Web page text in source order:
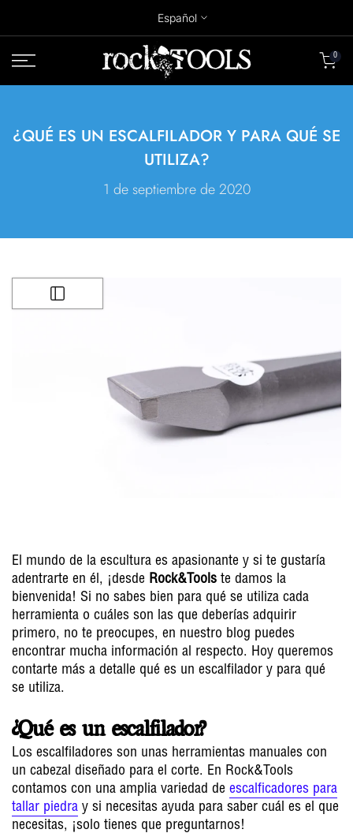
al
contenido
Español
0
¿QUÉ ES UN ESCALFILADOR Y PARA QUÉ SE
UTILIZA?
1 de septiembre de 2020
El mundo de la escultura es apasionante y si te gustaría
adentrarte en él, ¡desde Rock&Tools te damos la
bienvenida! Si no sabes bien para qué se utiliza cada
herramienta o cuáles son las que deberías adquirir
primero, no te preocupes, en nuestro blog puedes
encontrar mucha información al respecto. Hoy queremos
contarte más a detalle qué es un escalfilador y para qué
se utiliza.
¿Qué es un escalfilador?
Los escalfiladores son unas herramientas manuales con
un cabezal diseñado para el corte. En Rock&Tools
contamos con una amplia variedad de escalficadores para
tallar piedra y si necesitas ayuda para saber cuál es el que
necesitas, ¡solo tienes que preguntarnos!